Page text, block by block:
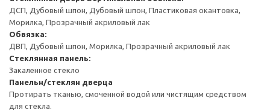
ДСП, Дубовый шпон, Дубовый шпон, Пластиковая окантовка,
Морилка, Прозрачный акриловый лак
Обвязка:
ДВП, Дубовый шпон, Морилка, Прозрачный акриловый лак
Стеклянная панель:
Закаленное стекло
Панельн/стеклян дверца
Протирать тканью, смоченной водой или чистящим средством
для стекла.